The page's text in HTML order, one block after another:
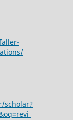
scholar?